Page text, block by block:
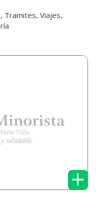
Tramites, Viajes,
+